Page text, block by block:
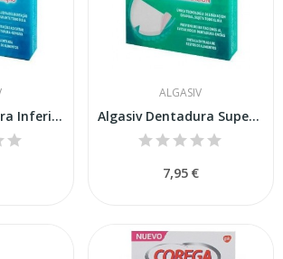
Algasiv Dentadura Inferior 18u
ALGASIV
Algasiv Dentadura Superior 18u
7,95 €